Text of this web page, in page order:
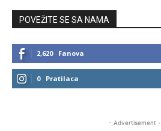
POVEŽITE SE SA NAMA
2,620 Fanova
0 Pratilaca
- Advertisement -